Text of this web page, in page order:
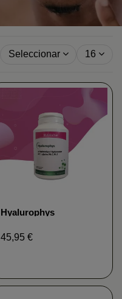
Seleccionar 16
Hyalurophys
45,95 €